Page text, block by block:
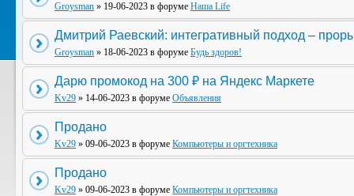
Groysman » 19-06-2023 в форуме Наша Life
Дмитрий Раевский: интегративный подход –
Groysman » 18-06-2023 в форуме Будь здоров!
Дарю промокод на 300 ₽ на Яндекс Маркете
Kv29 » 14-06-2023 в форуме Объявления
Продано
Kv29 » 09-06-2023 в форуме Компьютеры и оргтехника
Продано
Kv29 » 09-06-2023 в форуме Компьютеры и оргтехника